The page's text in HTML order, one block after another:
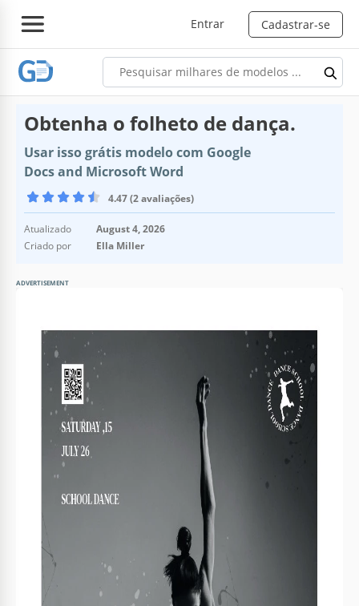
Entrar Cadastrar-se
Obtenha o folheto de dança.
Usar isso grátis modelo com Google
Docs and Microsoft Word
4.47 (2 avaliações)
Atualizado
August 4, 2026
Criado por
Ella Miller
ADVERTISEMENT